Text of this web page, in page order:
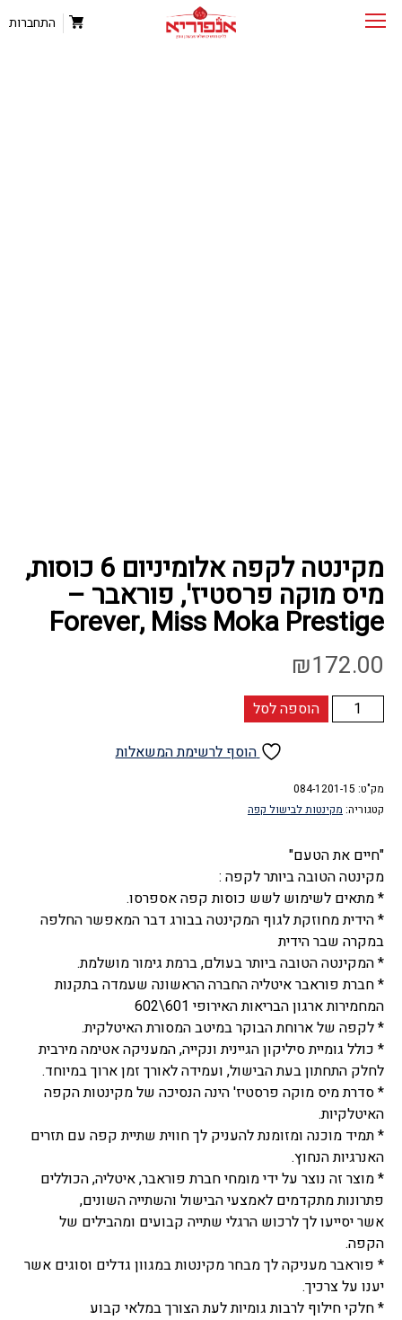
התחברות
מקינטה לקפה אלומיניום 6 כוסות,
מיס מוקה פרסטיז', פוראבר –
Forever, Miss Moka Prestige
₪172.00
כמות
של
אלומיניום
6
מיס
מוקה
פרסטיז',
פוראבר
–
Forever,
Miss
Moka
Prestige
הוספה לסל
הוסף לרשימת המשאלות
מק"ט: 084-1201-15
קטגוריה: מקינטות לבישול קפה
"חיים את הטעם"
מקינטה הטובה ביותר לקפה :
* מתאים לשימוש לשש כוסות קפה אספרסו.
* הידית מחוזקת לגוף המקינטה בבורג דבר המאפשר החלפה
במקרה שבר הידית
* המקינטה הטובה ביותר בעולם, ברמת גימור מושלמת.
* חברת פוראבר איטליה החברה הראשונה שעמדה בתקנות
המחמירות ארגון הבריאות האירופי 601\602
* לקפה של ארוחת הבוקר במיטב המסורת האיטלקית.
* כולל גומיית סיליקון הגיינית ונקייה, המעניקה אטימה מירבית
לחלק התחתון בעת הבישול, ועמידה לאורך זמן ארוך במיוחד.
* סדרת מיס מוקה פרסטיז' הינה הנסיכה של מקינטות הקפה
האיטלקיות.
* תמיד מוכנה ומזומנת להעניק לך חווית שתיית קפה עם תזרים
האנרגיות הנחוץ.
* מוצר זה נוצר על ידי מומחי חברת פוראבר, איטליה, הכוללים
פתרונות מתקדמים לאמצעי הבישול והשתייה השונים,
אשר יסייעו לך לרכוש הרגלי שתייה קבועים ומהבילים של
הקפה.
* פוראבר מעניקה לך מבחר מקינטות במגוון גדלים וסוגים אשר
יענו על צרכיך.
* חלקי חילוף לרבות גומיות לעת הצורך במלאי קבוע